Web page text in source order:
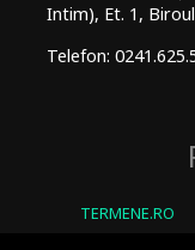
Intim), Et. 1,
Telefon:
TERMENE.RO